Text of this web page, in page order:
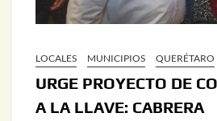
LOCALES MUNICIPIOS QUERÉTARO
URGE PROYECTO DE
A LA LLAVE: CABRERA